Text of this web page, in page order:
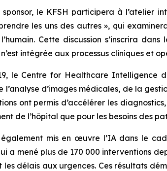
sponsor, le KFSH participera à l’atelier
les uns des autres », qui
Cette discussion s’inscrira
intégrée aux processus cliniques et
le Centre for Healthcare Intelligence
l’analyse d’images médicales, de la
ont permis d’accélérer les
de l’hôpital que pour les besoins des
mis en œuvre l’IA dans le
a mené plus de 170 000 interventions
les délais aux urgences. Ces résultats